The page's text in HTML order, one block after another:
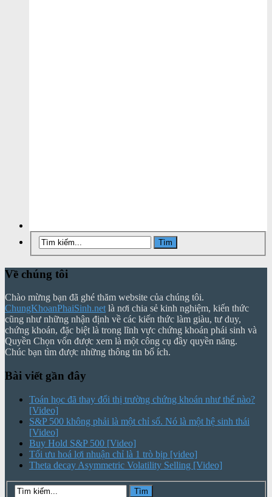
Về chúng tôi
Chào mừng bạn đã ghé thăm website của chúng tôi.
ChungKhoanPhaiSinh.net là nơi chia sẻ kinh nghiệm, kiến thức
cũng như những nhận định về các kiến thức làm giàu, tư duy,
chứng khoán, đặc biệt là trong lĩnh vực chứng khoán phái sinh và
Quyền Chọn vốn được xem là một công cụ đầy quyền năng.
Chúc bạn tìm được những thông tin bổ ích.
Bài viết gần đây
Toán học đã thay đổi thị trường chứng khoán như thế nào?
[Video]
S&P 500 không phải là một chỉ số. Nó là một hệ sinh thái
[Video]
Buy Hold S&P 500 [Video]
Tối ưu hoá lợi nhuận chỉ là 1 trò bịp [video]
Theta decay Asymmetric Volatility Selling [Video]